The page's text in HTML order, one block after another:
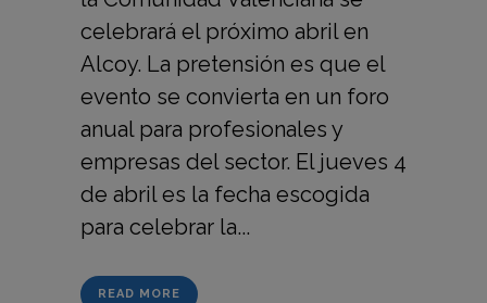
celebrará el próximo abril en
Alcoy. La pretensión es que el
evento se convierta en un foro
anual para profesionales y
empresas del sector. El jueves 4
de abril es la fecha escogida
para celebrar la...
READ MORE